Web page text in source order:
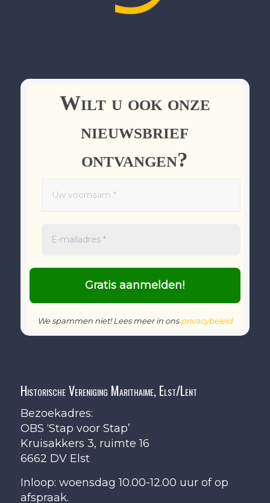
Wilt u ook onze
nieuwsbrief
ontvangen?
We spammen niet! Lees meer in onsprivacybeleid
Historische Vereniging Marithaime, Elst/Lent
Bezoekadres:
OBS ‘Stap voor Stap’
Kruisakkers 3, ruimte 16
6662 DV Elst
Inloop: woensdag 10.00-12.00 uur of op
afspraak.